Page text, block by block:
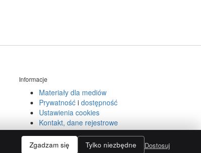
Informacje
Materiały dla mediów
Prywatnośći dostępność
Ustawienia cookies
Kontakt, dane rejestrowe
Zgadzam się Tylko niezbędne Dostosuj